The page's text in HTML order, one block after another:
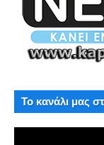
Το κανάλι μας